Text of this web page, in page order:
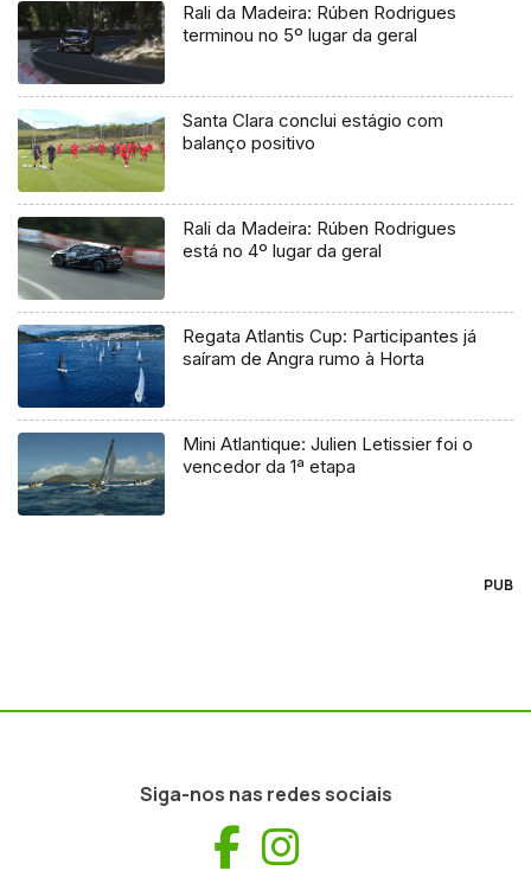
Rali da Madeira: Rúben Rodrigues
terminou no 5º lugar da geral
Santa Clara conclui estágio com
balanço positivo
Rali da Madeira: Rúben Rodrigues
está no 4º lugar da geral
Regata Atlantis Cup: Participantes já
saíram de Angra rumo à Horta
Mini Atlantique: Julien Letissier foi o
vencedor da 1ª etapa
PUB
Siga-nos nas redes sociais
Facebook